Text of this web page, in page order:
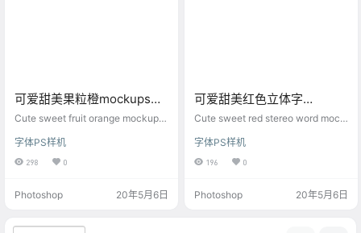
可爱甜美果粒橙mockups素
材ps样机
Cute sweet fruit orange mockups
字体PS样机
298 0
Photoshop 20年5月6日
可爱甜美红色立体字
mockups素材ps样机
Cute sweet red stereo word mock
字体PS样机
196 0
Photoshop 20年5月6日